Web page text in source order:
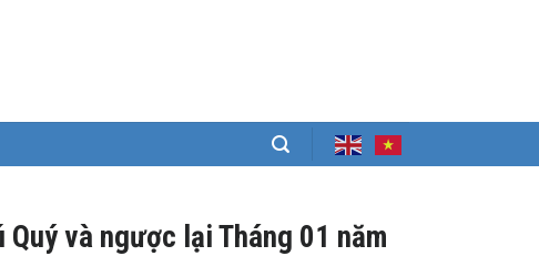
và ngược lại Tháng 01 năm